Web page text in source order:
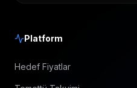
Platform
Hedef Fiyatlar